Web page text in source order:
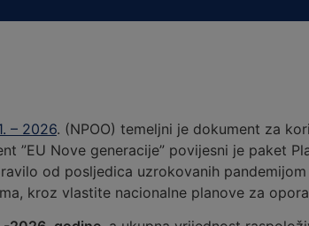
– 2026. (NPOO) temeljni je dokument za
”EU Nove generacije” povijesni je paket
od posljedica uzrokovanih
kroz vlastite nacionalne planove za